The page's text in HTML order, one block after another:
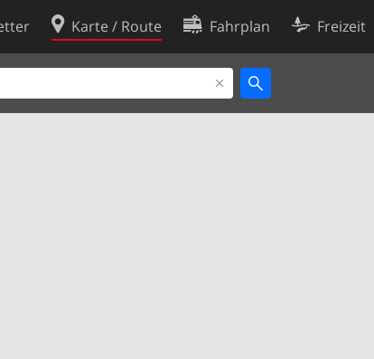
Karte / Route Fahrplan Freizeit
Cookie-Richtlinie
Cookie-Einstellungen